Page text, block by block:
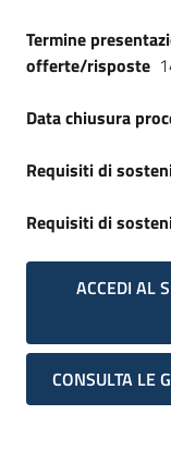
Termine
offerte/risposte
Data chiusura
Requisiti di
Requisiti di
ACCEDI AL
CONSULTA LE